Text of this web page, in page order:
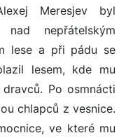
Meresjev byl
nepřátelským
lese a při pádu se
lesem, kde mu
Po osmnácti
chlapců z vesnice.
ve které mu